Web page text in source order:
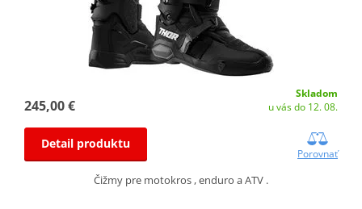
245,00 €
Skladom
u vás do 12. 08.
Detail produktu
Porovnať
Čižmy pre motokros , enduro a ATV .